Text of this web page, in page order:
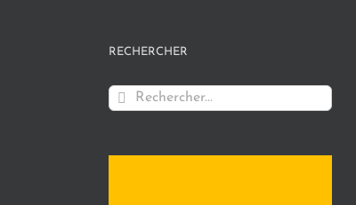
RECHERCHER
Rechercher: